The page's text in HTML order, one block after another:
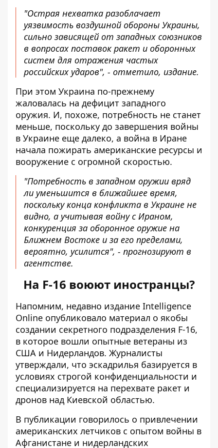
"Острая нехватка разоблачает
уязвимость воздушной обороны Украины,
сильно зависящей от западных союзников
в вопросах поставок ракет и оборонных
систем для отражения частых
российских ударов", - отметило, издание.
При этом Украина по-прежнему
жаловалась на дефицит западного
оружия. И, похоже, потребность не станет
меньше, поскольку до завершения войны
в Украине еще далеко, а война в Иране
начала пожирать американские ресурсы и
вооружение с огромной скоростью.
"Потребность в западном оружии вряд
ли уменьшится в ближайшее время,
поскольку конца конфликта в Украине не
видно, а учитывая войну с Ираном,
конкуренция за оборонное оружие на
Ближнем Востоке и за его пределами,
вероятно, усилится", - прогнозируют в
агентстве.
На F-16 воюют иностранцы?
Напомним, недавно издание Intelligence
Online опубликовало материал о якобы
создании секретного подразделения F-16,
в которое вошли опытные ветераны из
США и Нидерландов. Журналисты
утверждали, что эскадрилья базируется в
условиях строгой конфиденциальности и
специализируется на перехвате ракет и
дронов над Киевской областью.
В публикации говорилось о привлечении
американских летчиков с опытом войны в
Афганистане и нидерландских